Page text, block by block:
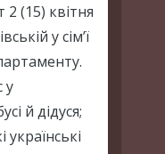
2 (15) квітня
у сім’ї
у
й дідуся;